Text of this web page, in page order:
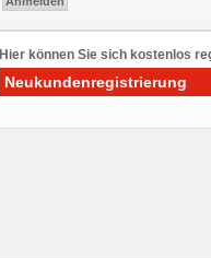
Hier können Sie sich kostenlos
Neukundenregistrierung